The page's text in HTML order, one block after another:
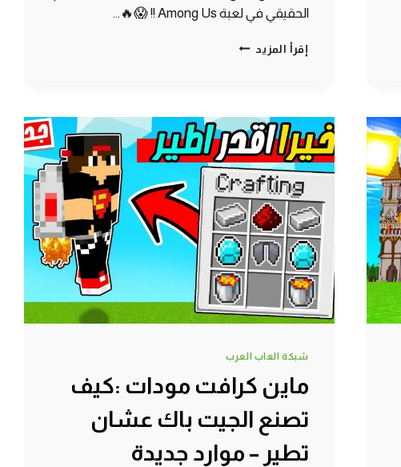
الحقيقي في لعبة Among Us !! 😱🔥…
إقرأ المزيد ماين
تصبغ
درعك
احمر
–
اجمل
درع
في
اللعبة
|
MINECRAFT
😍
شبكة العاب العرب
ماين كرافت مودات :كيف
تصنع الجيت باك عشان
تطير – موارد جديدة